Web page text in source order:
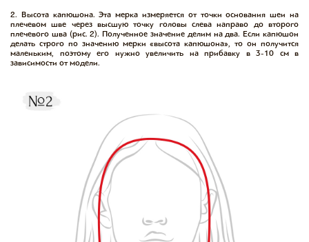
2. Высота капюшона. Эта мерка измеряется от точки основания шеи на
плечевом шве через высшую точку головы слева направо до второго
плечевого шва (рис. 2). Полученное значение делим на два. Если капюшон
делать строго по значению мерки «высота капюшона», то он получится
маленьким, поэтому его нужно увеличить на прибавку в 3-10 см в
зависимости от модели.